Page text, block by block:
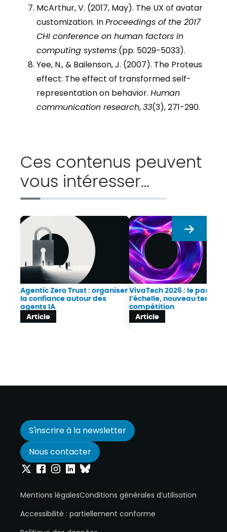
McArthur, V. (2017, May). The UX of avatar
customization. InProceedings of the 2017
CHI conference on human factors in
computing systems (pp. 5029-5033).
Yee, N., & Bailenson, J. (2007). The Proteus
effect: The effect of transformed self-
representation on behavior. Human
communication research,33(3), 271-290.
Ces contenus peuvent
vous intéresser…
Agentic Zero Trust : organiser
la confiance autour des
agents IA
Article
VivaTech 2026 : le
l’échelle, nouveau terrain
compétition
Article
Suivant
S'inscrire à la newsletter
Nous contacter
Onepoint sur Twitter
Onepoint sur Facebook
Onepoint sur Instagram
Onepoint sur Linkedin
Onepoint sur Bluesky
Mentions légalesConditions générales d’utilisation
Accessibilité : partiellement conforme